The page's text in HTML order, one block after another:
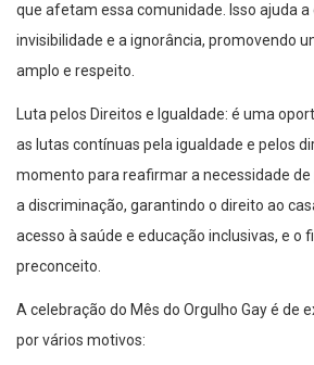
que afetam essa comunidade. Isso ajuda
invisibilidade e a ignorância, promovendo
amplo e respeito.
Luta pelos Direitos e Igualdade: é uma
as lutas contínuas pela igualdade e pelos
momento para reafirmar a necessidade
a discriminação, garantindo o direito ao
acesso à saúde e educação inclusivas, e o
preconceito.
A celebração do Mês do Orgulho Gay é de
por vários motivos: